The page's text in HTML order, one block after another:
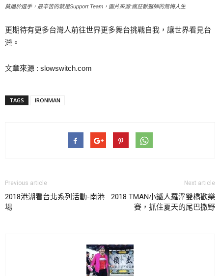
莫過於選手，最辛苦的就是Support Team，圖片來源:瘋狂獸醫師的無悔人生
更期待有更多台灣人前往世界更多舞台挑戰自我，讓世界看見台
灣。
文章來源 : slowswitch.com
TAGS IRONMAN
Previous article
2018港湖看台北系列活動-南港
場
Next article
2018 TMAN小鐵人羅浮雙橋歡樂
賽，抓住夏天的尾巴撒野